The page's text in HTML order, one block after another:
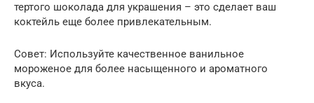
тертого шоколада для украшения – это сделает ваш
коктейль еще более привлекательным.
Совет: Используйте качественное ванильное
мороженое для более насыщенного и ароматного
вкуса.